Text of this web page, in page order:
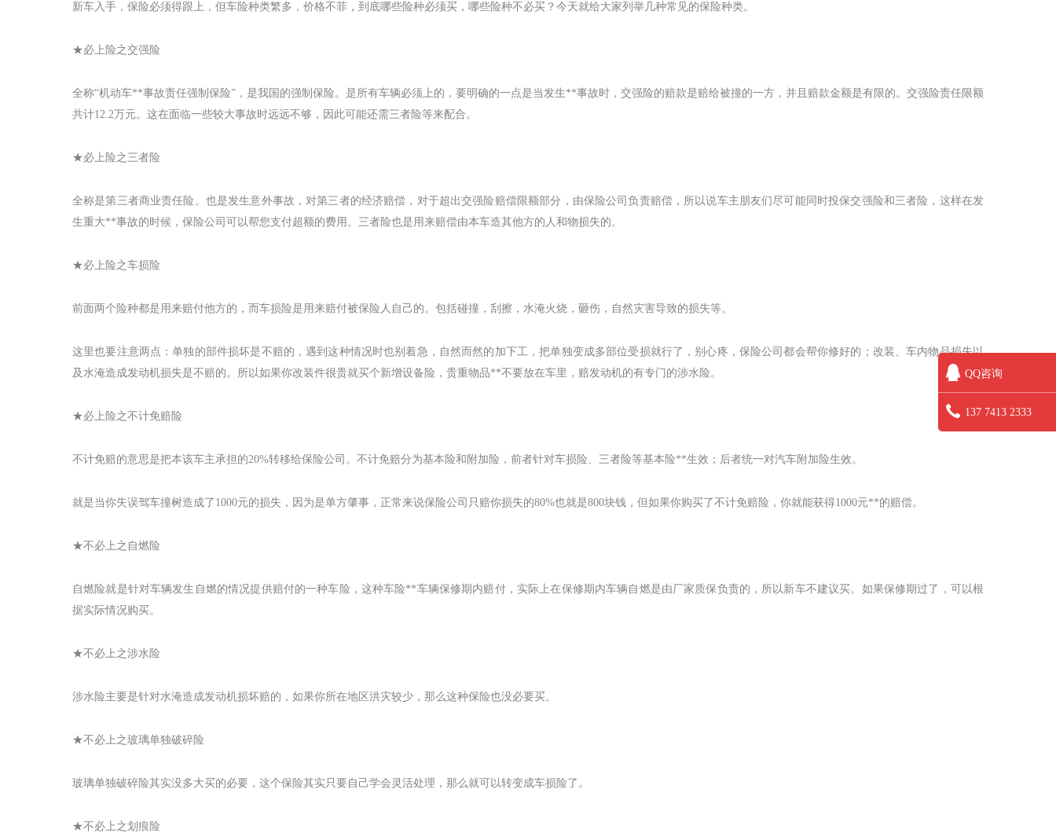
新车入手，保险必须得跟上，但车险种类繁多，价格不菲，到底哪些险种必须买，哪些险种不必买？今天就给大家列举几种常见的保险种类。
★必上险之交强险
全称“机动车**事故责任强制保险”，是我国的强制保险。是所有车辆必须上的，要明确的一点是当发生**事故时，交强险的赔款是赔给被撞的一方，并且赔款金额是有限的。交强险责任限额
共计12.2万元。这在面临一些较大事故时远远不够，因此可能还需三者险等来配合。
★必上险之三者险
全称是第三者商业责任险。也是发生意外事故，对第三者的经济赔偿，对于超出交强险赔偿限额部分，由保险公司负责赔偿，所以说车主朋友们尽可能同时投保交强险和三者险，这样在发
生重大**事故的时候，保险公司可以帮您支付超额的费用。三者险也是用来赔偿由本车造其他方的人和物损失的。
★必上险之车损险
前面两个险种都是用来赔付他方的，而车损险是用来赔付被保险人自己的。包括碰撞，刮擦，水淹火烧，砸伤，自然灾害导致的损失等。
这里也要注意两点：单独的部件损坏是不赔的，遇到这种情况时也别着急，自然而然的加下工，把单独变成多部位受损就行了，别心疼，保险公司都会帮你修好的；改装、车内物品损失以
及水淹造成发动机损失是不赔的。所以如果你改装件很贵就买个新增设备险，贵重物品**不要放在车里，赔发动机的有专门的涉水险。
★必上险之不计免赔险
不计免赔的意思是把本该车主承担的20%转移给保险公司。不计免赔分为基本险和附加险，前者针对车损险、三者险等基本险**生效；后者统一对汽车附加险生效。
就是当你失误驾车撞树造成了 1000元的损失，因为是单方肇事，正常来说保险公司只赔你损失的80%也就是800块钱，但如果你购买了不计免赔险，你就能获得1000元**的赔偿。
★不必上之自燃险
自燃险就是针对车辆发生自燃的情况提供赔付的一种车险，这种车险**车辆保修期内赔付，实际上在保修期内车辆自燃是由厂家质保负责的，所以新车不建议买。如果保修期过了，可以根
据实际情况购买。
★不必上之涉水险
涉水险主要是针对水淹造成发动机损坏赔的，如果你所在地区洪灾较少，那么这种保险也没必要买。
★不必上之玻璃单独破碎险
玻璃单独破碎险其实没多大买的必要，这个保险其实只要自己学会灵活处理，那么就可以转变成车损险了。
★不必上之划痕险
QQ咨询
137 7413 2333